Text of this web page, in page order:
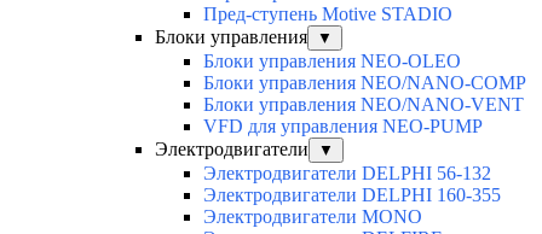
Пред-ступень Motive STADIO
Блоки управления
▼
Блоки управления NEO-OLEO
Блоки управления NEO/NANO-COMP
Блоки управления NEO/NANO-VENT
VFD для управления NEO-PUMP
Электродвигатели
▼
Электродвигатели DELPHI 56-132
Электродвигатели DELPHI 160-355
Электродвигатели MONO